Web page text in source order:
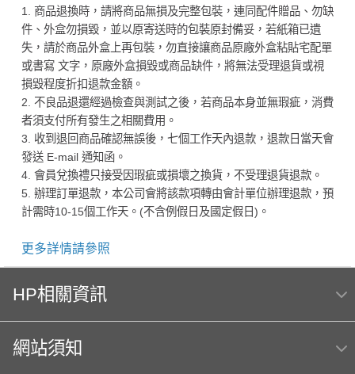
1. 商品退換時，請將商品無損及完整包裝，連同配件贈品、勿缺
件、外盒勿損毀，並以原寄送時的包裝原封備妥，若紙箱已遺
失，請於商品外盒上再包裝，勿直接讓商品原廠外盒粘貼宅配單
或書寫 文字，原廠外盒損毀或商品缺件，將無法受理退貨或視
損毀程度折扣退款金額。
2. 不良品退還經過檢查與測試之後，若商品本身並無瑕疵，消費
者須支付所有發生之相關費用。
3. 收到退回商品確認無誤後，七個工作天內退款，退款日當天會
發送 E-mail 通知函。
4. 會員兌換禮只接受因瑕疵或損壞之換貨，不受理退貨退款。
5. 辦理訂單退款，本公司會將該款項轉由會計單位辦理退款，預
計需時10-15個工作天。(不含例假日及國定假日)。
更多詳情請參照
HP相關資訊
網站須知